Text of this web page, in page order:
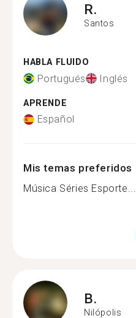
R.
Santos
HABLA FLUIDO
Portugués Inglés
APRENDE
Español
Mis temas preferidos
Música Séries Esporte...
B.
Nilópolis